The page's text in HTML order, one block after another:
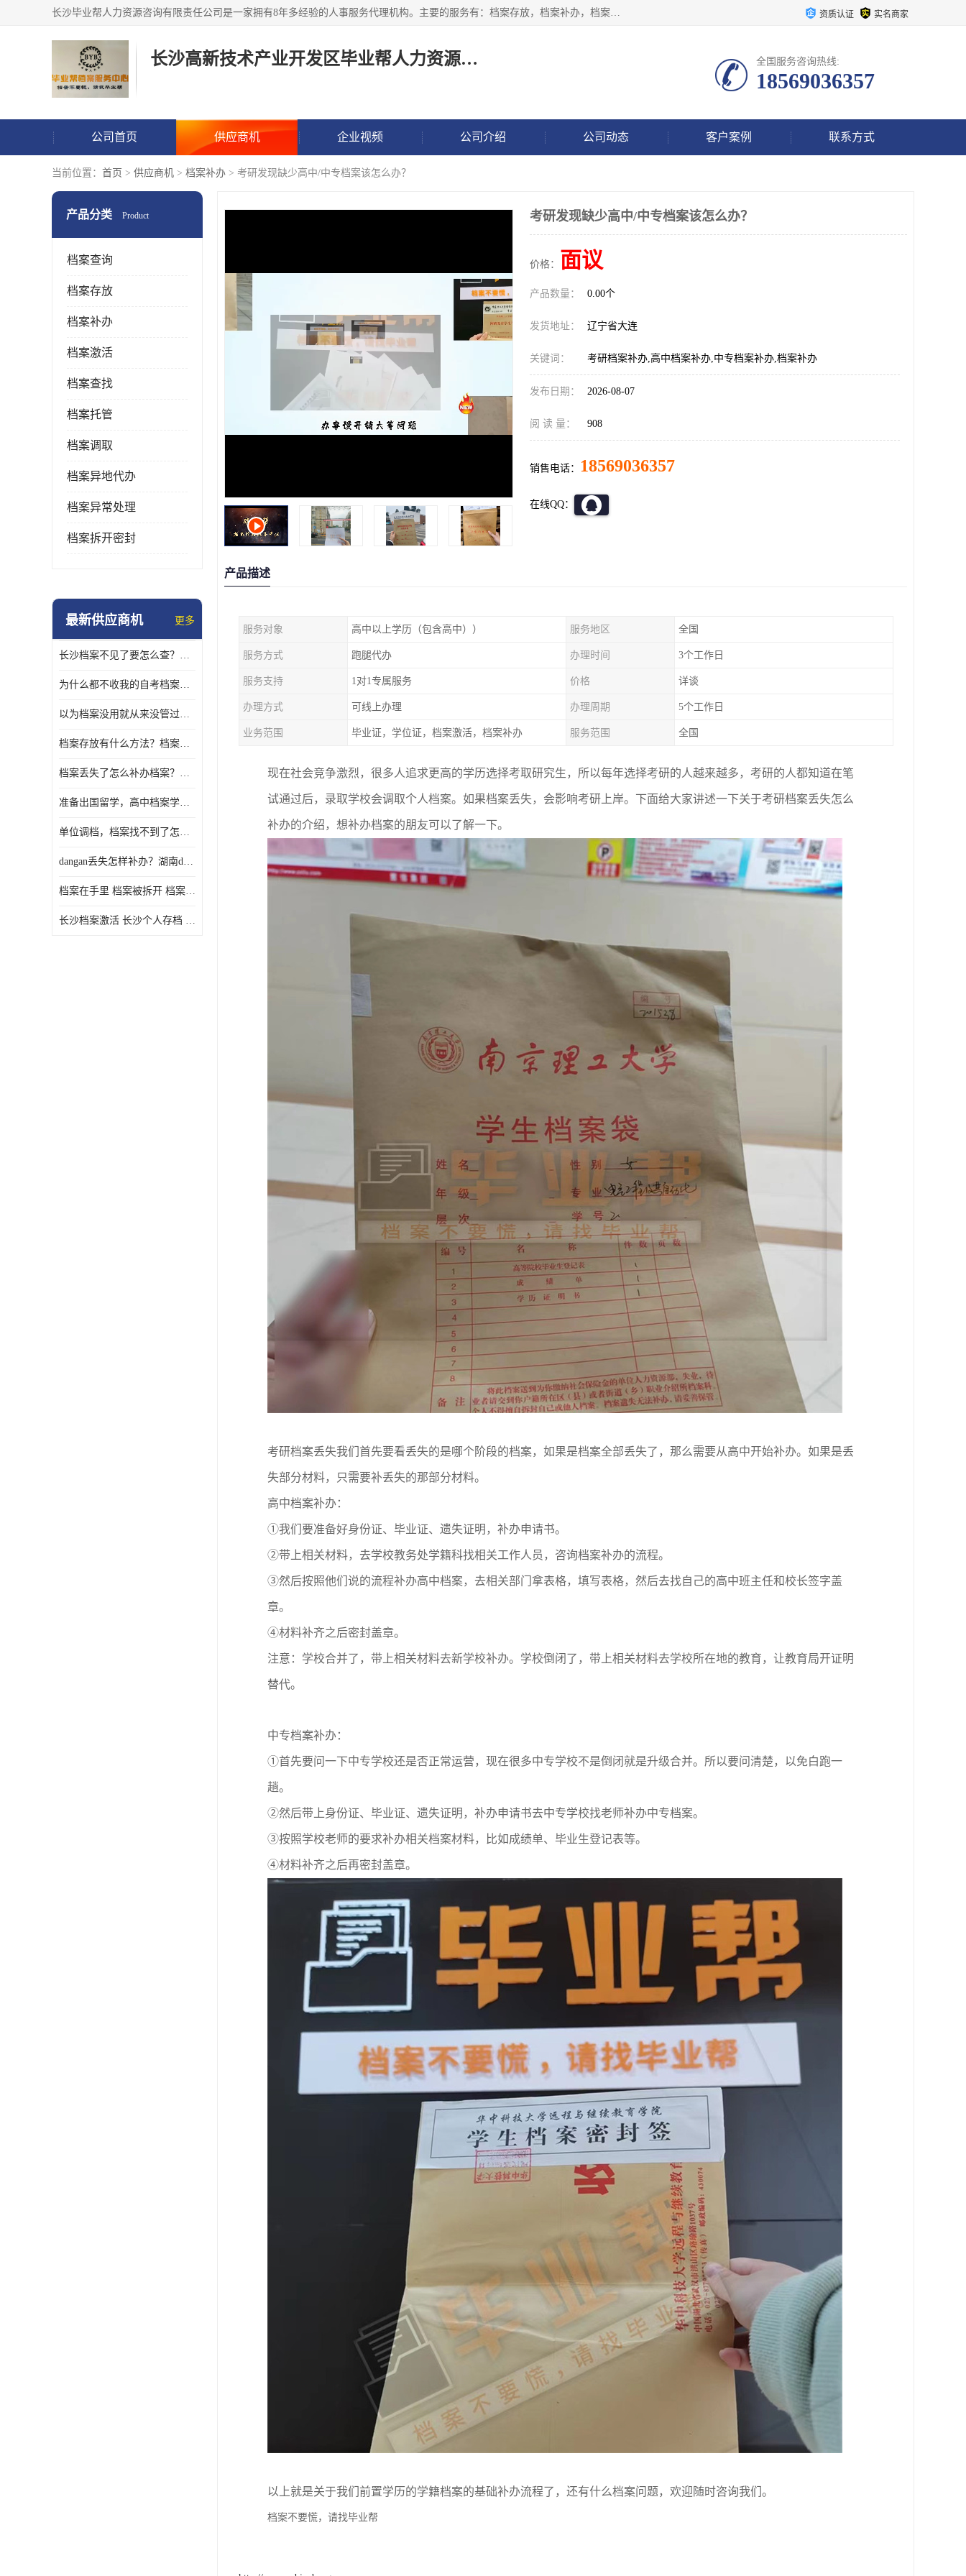
长沙毕业帮人力资源咨询有限责任公司是一家拥有8年多经验的人事服务代理机构。主要的服务有：档案存放，档案补办，档案激活，档案查询，档案查找，档案托管，档案调取，档案异地代办，档案异常处理 等；提供毕业档案处理、人事档案服务、商务代理代办、个人档案等服务，同时办事过程全程与客户沟通，确保真实、安全、可靠！ 资质认证 实名商家
长沙高新技术产业开发区毕业帮人力资源咨询有限责任公司 全国服务咨询热线:
18569036357
公司首页 供应商机 企业视频 公司介绍 公司动态 客户案例 联系方式
当前位置： 首页 > 供应商机 > 档案补办 > 考研发现缺少高中/中专档案该怎么办？
产品分类 Product
档案查询
档案存放
档案补办
档案激活
档案查找
档案托管
档案调取
档案异地代办
档案异常处理
档案拆开密封
最新供应商机 更多
长沙档案不见了要怎么查？档案查询 档案补办
为什么都不收我的自考档案？自考档案怎么存档？
以为档案没用就从来没管过，现在要用档案该怎么办？
档案存放有什么方法？档案在手里为什么不能用
档案丢失了怎么补办档案？湖南档案补办 档案补办方法
准备出国留学，高中档案学校发给我了怎么办？
单位调档，档案找不到了怎么办？
dangan丢失怎样补办？湖南dangan丢失补办流程介绍！
档案在手里 档案被拆开 档案补办 档案问题一站式服务
长沙档案激活 长沙个人存档 长沙档案存档
考研发现缺少高中/中专档案该怎么办？
价格： 面议
产品数量： 0.00个
发货地址： 辽宁省大连
关键词： 考研档案补办,高中档案补办,中专档案补办,档案补办
发布日期： 2026-08-07
阅 读 量： 908
销售电话： 18569036357
在线QQ：
产品描述
服务对象 高中以上学历（包含高中）） 服务地区 全国
服务方式 跑腿代办 办理时间 3个工作日
服务支持 1对1专属服务 价格 详谈
办理方式 可线上办理 办理周期 5个工作日
业务范围 毕业证，学位证，档案激活，档案补办 服务范围 全国
现在社会竞争激烈，很多人追求更高的学历选择考取研究生，所以每年选择考研的人越来越多，考研的人都知道在笔
试通过后，录取学校会调取个人档案。如果档案丢失，会影响考研上岸。下面给大家讲述一下关于考研档案丢失怎么
补办的介绍，想补办档案的朋友可以了解一下。
考研档案丢失我们首先要看丢失的是哪个阶段的档案，如果是档案全部丢失了，那么需要从高中开始补办。如果是丢
失部分材料，只需要补丢失的那部分材料。
高中档案补办：
①我们要准备好身份证、毕业证、遗失证明，补办申请书。
②带上相关材料，去学校教务处学籍科找相关工作人员，咨询档案补办的流程。
③然后按照他们说的流程补办高中档案，去相关部门拿表格，填写表格，然后去找自己的高中班主任和校长签字盖
章。
④材料补齐之后密封盖章。
注意：学校合并了，带上相关材料去新学校补办。学校倒闭了，带上相关材料去学校所在地的教育，让教育局开证明
替代。
中专档案补办：
①首先要问一下中专学校还是否正常运营，现在很多中专学校不是倒闭就是升级合并。所以要问清楚，以免白跑一
趟。
②然后带上身份证、毕业证、遗失证明，补办申请书去中专学校找老师补办中专档案。
③按照学校老师的要求补办相关档案材料，比如成绩单、毕业生登记表等。
④材料补齐之后再密封盖章。
以上就是关于我们前置学历的学籍档案的基础补办流程了，还有什么档案问题，欢迎随时咨询我们。
档案不要慌，请找毕业帮